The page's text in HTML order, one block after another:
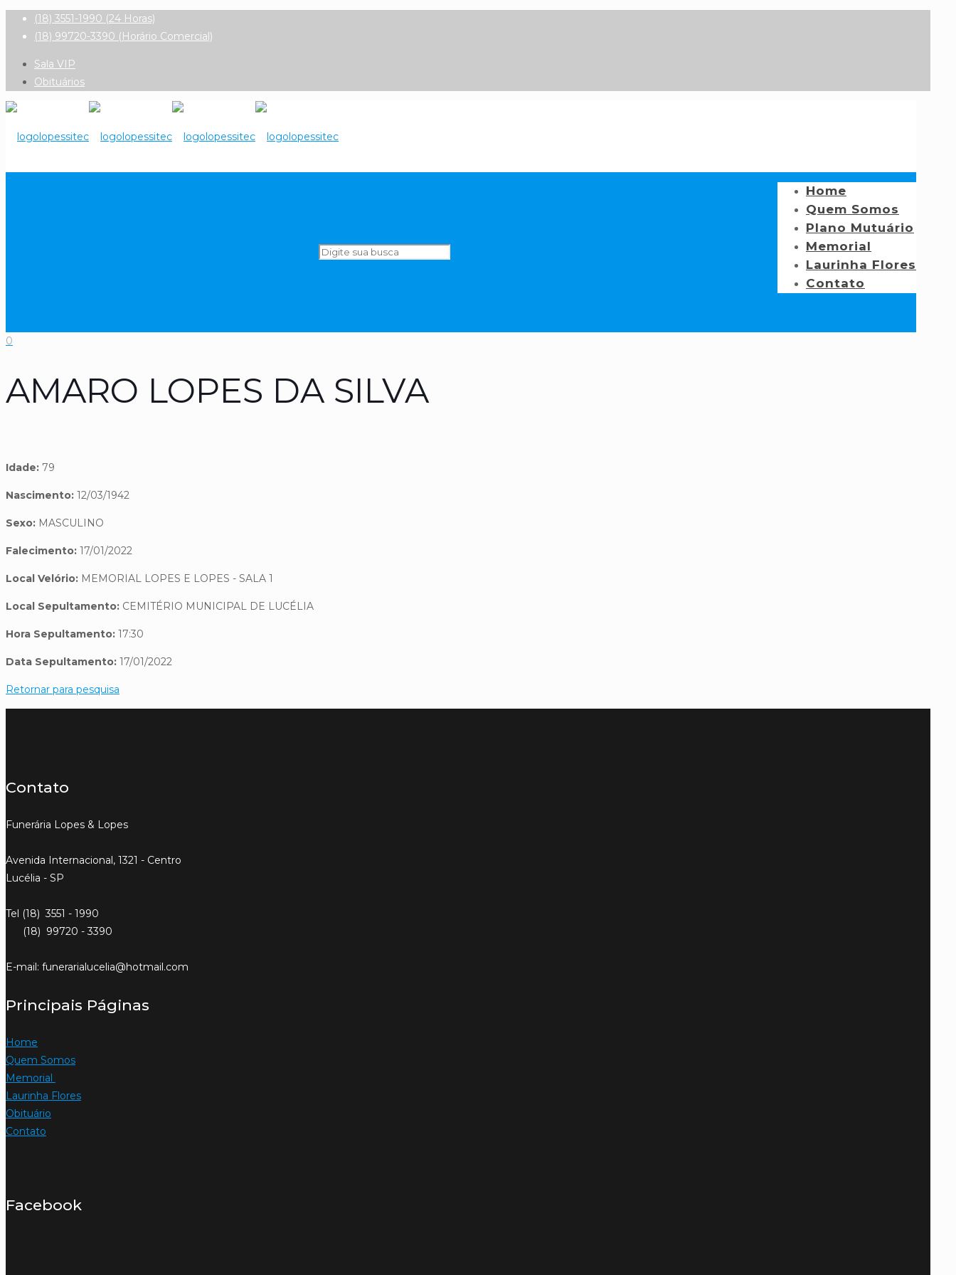
(18) 3551-1990 (24 Horas)
(18) 99720-3390 (Horário Comercial)
Sala VIP
Obituários
Home
Quem Somos
Plano Mutuário
Memorial
Laurinha Flores
Contato
0
AMARO LOPES DA SILVA
Idade: 79
Nascimento: 12/03/1942
Sexo: MASCULINO
Falecimento: 17/01/2022
Local Velório: MEMORIAL LOPES E LOPES - SALA 1
Local Sepultamento: CEMITÉRIO MUNICIPAL DE LUCÉLIA
Hora Sepultamento: 17:30
Data Sepultamento: 17/01/2022
Retornar para pesquisa
Contato
Funerária Lopes & Lopes
Avenida Internacional, 1321 - Centro
Lucélia - SP
Tel (18) 3551 - 1990
(18) 99720 - 3390
E-mail: funerarialucelia@hotmail.com
Principais Páginas
Home
Quem Somos
Memorial
Laurinha Flores
Obituário
Contato
Facebook